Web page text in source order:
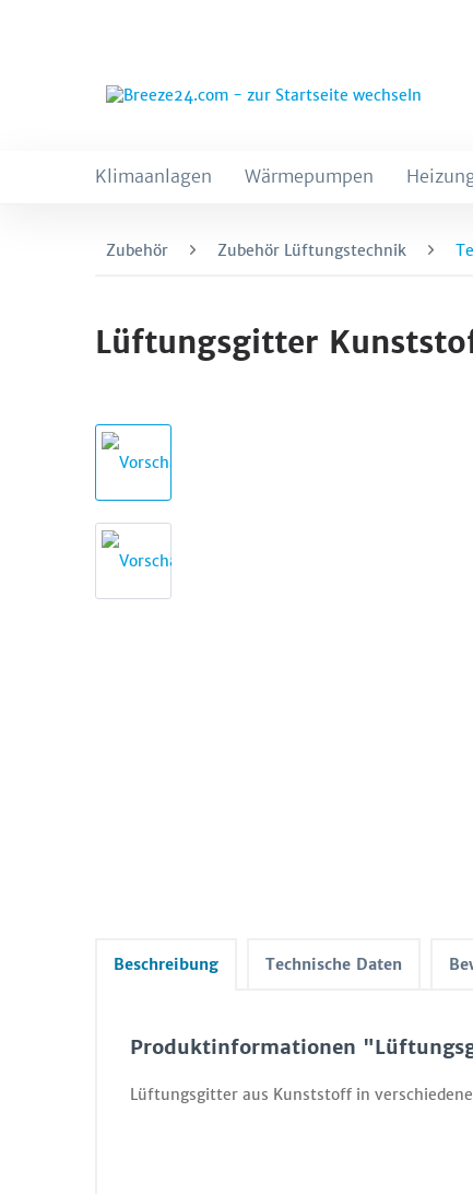
Klimaanlagen Wärmepumpen
Zubehör Zubehör Lüftungstechnik
Lüftungsgitter
Beschreibung Technische Daten
Produktinformationen
Lüftungsgitter aus Kunststoff in